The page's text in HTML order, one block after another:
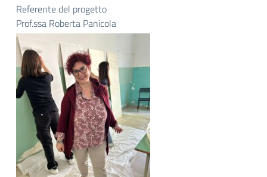
Referente del progetto
Prof.ssa Roberta Panicola